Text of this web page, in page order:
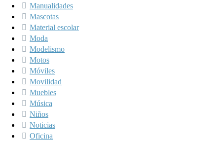
Manualidades
Mascotas
Material escolar
Moda
Modelismo
Motos
Móviles
Movilidad
Muebles
Música
Niños
Noticias
Oficina